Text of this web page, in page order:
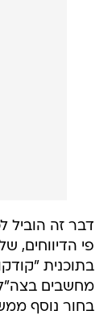
דבר זה הוביל
פי הדיווחים,
בתוכנית
מחשבים בצה"ל,
בחור נוסף